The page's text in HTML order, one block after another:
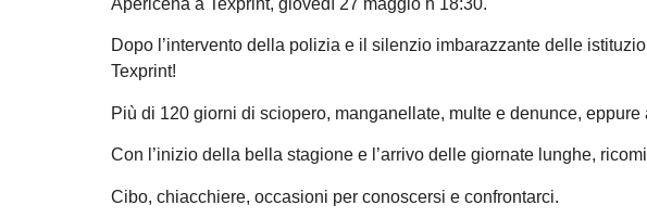
Apericena a Texprint, giovedì 27 maggio h 18:30.
Dopo l’intervento della polizia e il silenzio imbarazzante delle
Texprint!
Più di 120 giorni di sciopero, manganellate, multe e denunce,
Con l’inizio della bella stagione e l’arrivo delle giornate lunghe,
Cibo, chiacchiere, occasioni per conoscersi e confrontarci.